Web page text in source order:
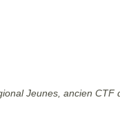
Jeunes, ancien CTF